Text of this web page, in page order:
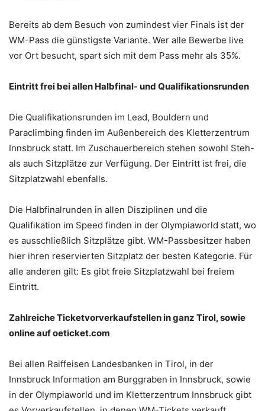
Bereits ab dem Besuch von zumindest vier Finals ist der
WM-Pass die günstigste Variante. Wer alle Bewerbe live
vor Ort besucht, spart sich mit dem Pass mehr als 35%.
Eintritt frei bei allen Halbfinal- und Qualifikationsrunden
Die Qualifikationsrunden im Lead, Bouldern und
Paraclimbing finden im Außenbereich des Kletterzentrum
Innsbruck statt. Im Zuschauerbereich stehen sowohl Steh-
als auch Sitzplätze zur Verfügung. Der Eintritt ist frei, die
Sitzplatzwahl ebenfalls.
Die Halbfinalrunden in allen Disziplinen und die
Qualifikation im Speed finden in der Olympiaworld statt, wo
es ausschließlich Sitzplätze gibt. WM-Passbesitzer haben
hier ihren reservierten Sitzplatz der besten Kategorie. Für
alle anderen gilt: Es gibt freie Sitzplatzwahl bei freiem
Eintritt.
Zahlreiche Ticketvorverkaufstellen in ganz Tirol, sowie
online auf oeticket.com
Bei allen Raiffeisen Landesbanken in Tirol, in der
Innsbruck Information am Burggraben in Innsbruck, sowie
in der Olympiaworld und im Kletterzentrum Innsbruck gibt